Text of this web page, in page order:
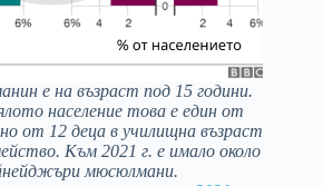
е на възраст под 15 години.
население това е един от
от 12 деца в училищна възраст
Към 2021 г. е имало около
мюсюлмани.